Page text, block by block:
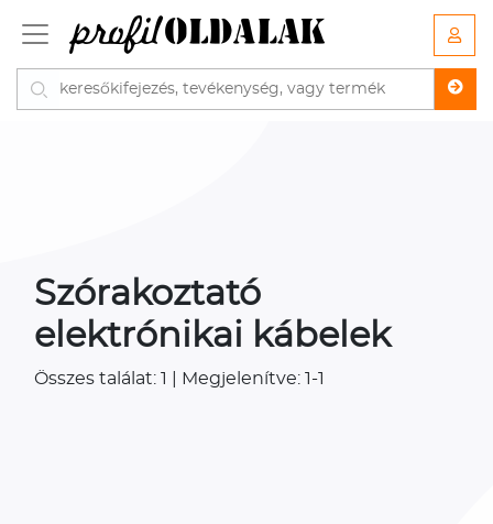
Szórakoztató
elektrónikai kábelek
Összes találat: 1 | Megjelenítve: 1-1